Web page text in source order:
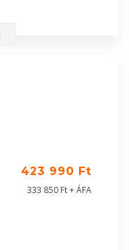
423 990 Ft
333 850 Ft + ÁFA